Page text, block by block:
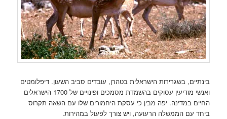
בינתיים, בשגרירות הישראלית בטהרן, עובדים סביב השעון. דיפלומטים
ואנשי מודיעין עסוקים בהשמדת מסמכים ופינויים של 1700 הישראלים
החיים במדינה. יפה מבין כי עסקת היחמורים שלו עם השאה תקרוס
ביחד עם הממשלה הרעועה, ויש צורך לפעול במהירות.